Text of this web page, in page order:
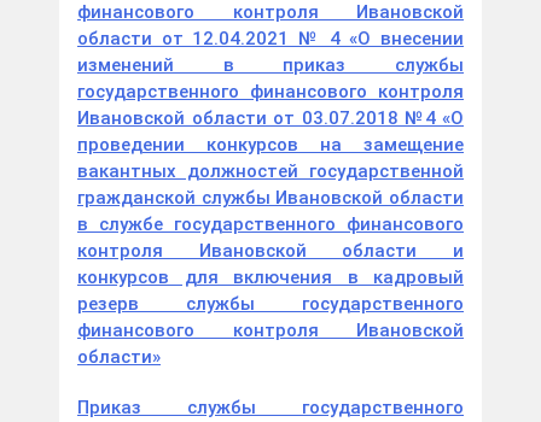
финансового контроля Ивановской
области от 12.04.2021 № 4 «О внесении
изменений в приказ службы
государственного финансового контроля
Ивановской области от 03.07.2018 №4 «О
проведении конкурсов на замещение
вакантных должностей государственной
гражданской службы Ивановской области
в службе государственного финансового
контроля Ивановской области и
конкурсов для включения в кадровый
резерв службы государственного
финансового контроля Ивановской
области»
Приказ службы государственного